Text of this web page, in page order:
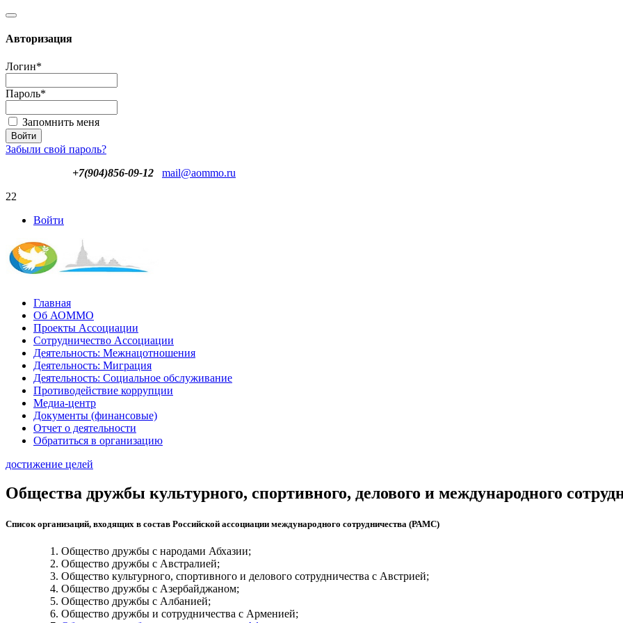
Авторизация
Логин*
Пароль*
Запомнить меня
Забыли свой пароль?
+7(904)856-09-12
mail@aommo.ru
22
Войти
Главная
Об АОММО
Проекты Ассоциации
Сотрудничество Ассоциации
Деятельность: Межнацотношения
Деятельность: Миграция
Деятельность: Социальное обслуживание
Противодействие коррупции
Медиа-центр
Документы (финансовые)
Отчет о деятельности
Обратиться в организацию
достижение целей
Общества дружбы культурного, спортивного, делового и международного
Список организаций, входящих в состав Российской ассоциации международного сотрудничества (РАМС)
Общество дружбы с народами Абхазии;
Общество дружбы с Австралией;
Общество культурного, спортивного и делового сотрудничества с Австрией;
Общество дружбы с Азербайджаном;
Общество дружбы с Албанией;
Общество дружбы и сотрудничества с Арменией;